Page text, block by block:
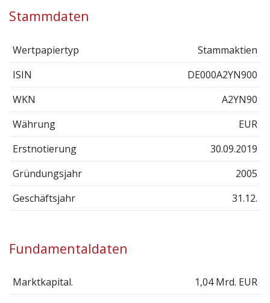
Stammdaten
Wertpapiertyp
Stammaktien
ISIN
DE000A2YN900
WKN
A2YN90
Währung
EUR
Erstnotierung
30.09.2019
Gründungsjahr
2005
Geschäftsjahr
31.12.
Fundamentaldaten
Marktkapital.
1,04 Mrd. EUR